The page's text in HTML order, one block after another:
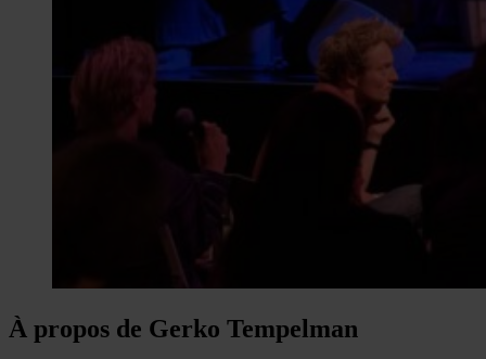
À propos de Gerko Tempelman